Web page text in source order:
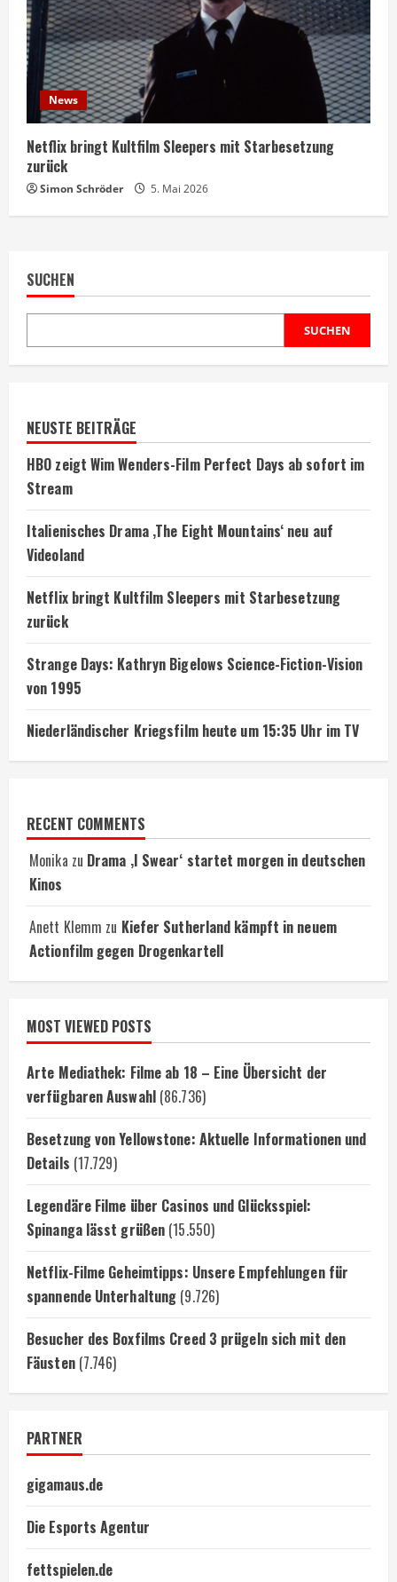
News
Netflix bringt Kultfilm Sleepers mit Starbesetzung
zurück
Simon Schröder 5. Mai 2026
SUCHEN
SUCHEN
NEUSTE BEITRÄGE
HBO zeigt Wim Wenders-Film Perfect Days ab sofort im
Stream
Italienisches Drama ‚The Eight Mountains‘ neu auf
Videoland
Netflix bringt Kultfilm Sleepers mit Starbesetzung
zurück
Strange Days: Kathryn Bigelows Science-Fiction-Vision
von 1995
Niederländischer Kriegsfilm heute um 15:35 Uhr im TV
RECENT COMMENTS
Monika zu Drama ‚I Swear‘ startet morgen in deutschen
Kinos
Anett Klemm zu Kiefer Sutherland kämpft in neuem
Actionfilm gegen Drogenkartell
MOST VIEWED POSTS
Arte Mediathek: Filme ab 18 – Eine Übersicht der
verfügbaren Auswahl (86.736)
Besetzung von Yellowstone: Aktuelle Informationen und
Details (17.729)
Legendäre Filme über Casinos und Glücksspiel:
Spinanga lässt grüßen (15.550)
Netflix-Filme Geheimtipps: Unsere Empfehlungen für
spannende Unterhaltung (9.726)
Besucher des Boxfilms Creed 3 prügeln sich mit den
Fäusten (7.746)
PARTNER
gigamaus.de
Die Esports Agentur
fettspielen.de